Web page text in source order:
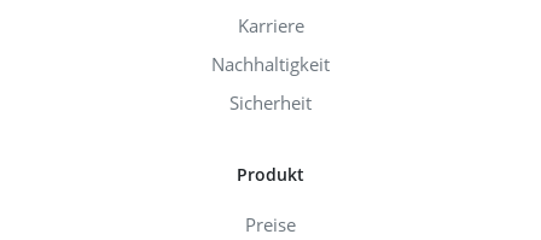
Karriere
Nachhaltigkeit
Sicherheit
Produkt
Preise